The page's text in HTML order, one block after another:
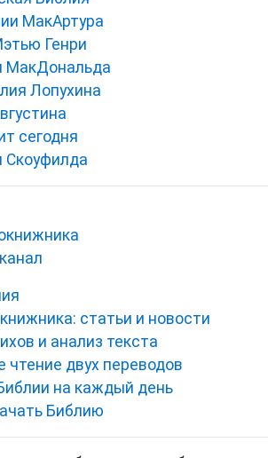
МакАртура
Генри
МакДональда
Лопухина
сегодня
Скоуфилда
статьи и новости
и анализ текста
чтение двух переводов
на каждый день
Библию